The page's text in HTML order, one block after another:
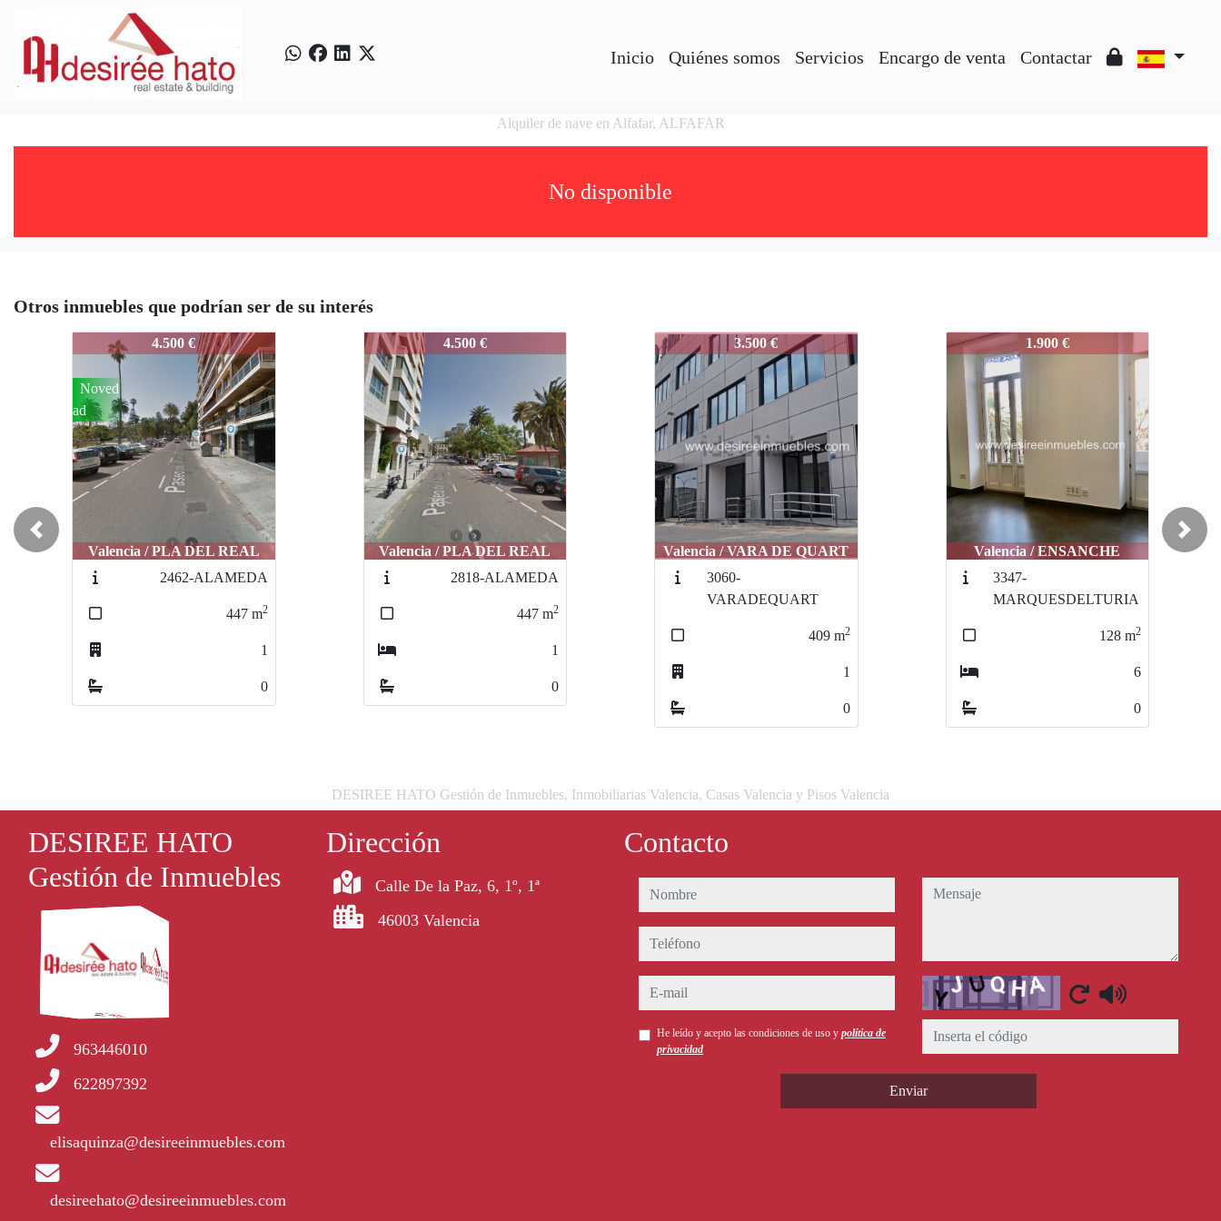
Inicio Quiénes somos Servicios Encargo de venta Contactar
Alquiler de nave en Alfafar, ALFAFAR
No disponible
Otros inmuebles que podrían ser de su interés
3286-ALFAFAR
4.500 €
Valencia / PLA DEL REAL
Noved
ad
2462-ALAMEDA
447 m2
1
0
3286-ALFAFAR
4.500 €
Valencia / PLA DEL REAL
2818-ALAMEDA
447 m2
1
0
3286-ALFAFAR
3.500 €
Valencia / VARA DE QUART
3060-
VARADEQUART
409 m2
1
0
3286-ALFAFAR
1.900 €
Valencia / ENSANCHE
3347-
MARQUESDELTURIA
128 m2
6
0
Previous Next
DESIREE HATO Gestión de Inmuebles, Inmobiliarias Valencia, Casas Valencia y Pisos Valencia
DESIREE HATO
Gestión de Inmuebles
963446010
622897392
elisaquinza@desireeinmuebles.com
desireehato@desireeinmuebles.com
Dirección
Calle De la Paz, 6, 1º, 1ª
46003 Valencia
Contacto
nombre
teléfono
e-mail
He leído y acepto las condiciones de uso y política de
privacidad
mensaje
Captcha
Enviar